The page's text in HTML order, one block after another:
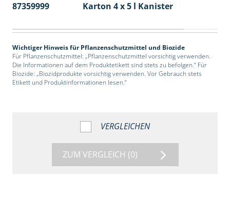
87359999 Karton 4 x 5 l Kanister
Wichtiger Hinweis für Pflanzenschutzmittel und Biozide
Für Pflanzenschutzmittel: „Pflanzenschutzmittel vorsichtig verwenden.
Die Informationen auf dem Produktetikett sind stets zu befolgen.“ Für
Biozide: „Biozidprodukte vorsichtig verwenden. Vor Gebrauch stets
Etikett und Produktinformationen lesen.“
VERGLEICHEN
ZUM VERGLEICH (0)